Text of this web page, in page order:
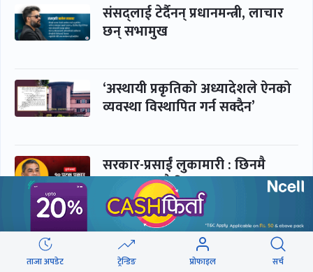
संसद्लाई टेर्दैनन् प्रधानमन्त्री, लाचार
छन् सभामुख
‘अस्थायी प्रकृतिको अध्यादेशले ऐनको
व्यवस्था विस्थापित गर्न सक्दैन’
सरकार-प्रसाईं लुकामारी : छिनमै
पक्राउ, तुरुन्तै रिहा
‘कामचलाउ’ नेतृत्वले थलियो स्वास्थ्य
क्षेत्र
ताजा अपडेट ट्रेन्डिङ प्रोफाइल सर्च